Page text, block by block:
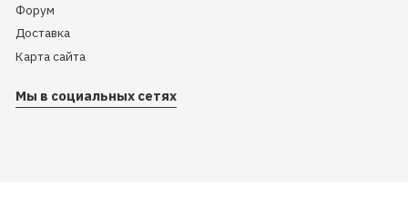
Форум
Доставка
Карта сайта
Мы в социальных сетях